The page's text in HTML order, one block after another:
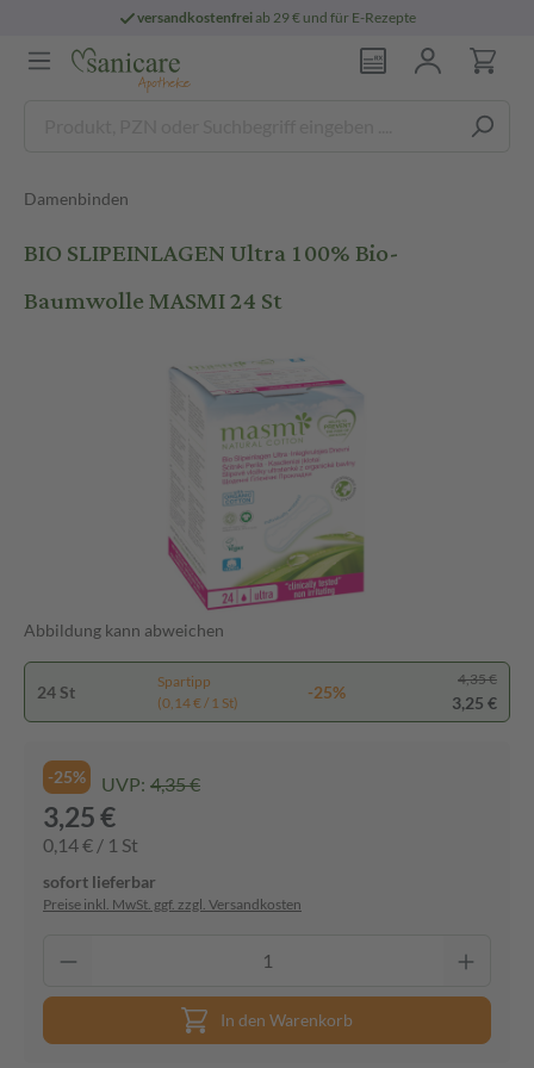
versandkostenfreiab 29 € und für E-Rezepte
Damenbinden
BIO SLIPEINLAGEN Ultra 100% Bio-
Baumwolle MASMI 24 St
Abbildung kann abweichen
24 St
Spartipp
(0,14 € / 1 St)
-25%
4,35 €
3,25 €
-25% UVP: 4,35 €
3,25 €
0,14 € / 1 St
sofort lieferbar
Preise inkl. MwSt. ggf. zzgl. Versandkosten
In den Warenkorb